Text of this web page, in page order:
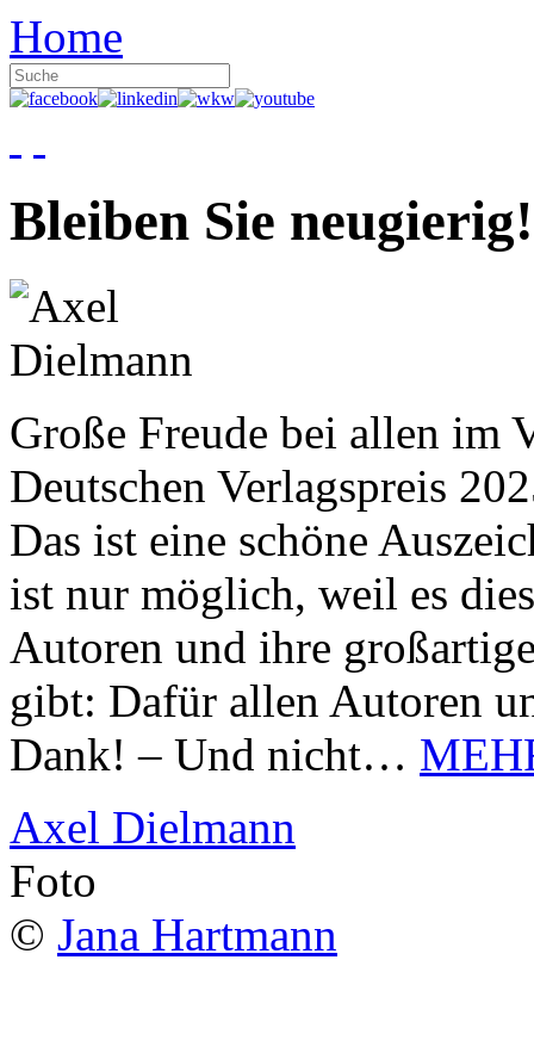
Home
Bleiben Sie neugierig!
Große Freude bei allen im
Deutschen Verlagspreis
Das ist eine schöne
ist nur möglich, weil es
Autoren und ihre
gibt: Dafür allen Autoren
Dank! – Und nicht…
Axel Dielmann
Foto
© Jana Hartmann